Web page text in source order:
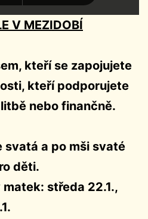
V MEZIDOBÍ
kteří se zapojujete
kteří podporujete
nebo finančně.
svatá a po mši svaté
děti.
středa 22.1.,